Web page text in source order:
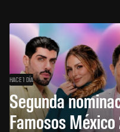
HACE 1 DÍA
Segunda
Famosos